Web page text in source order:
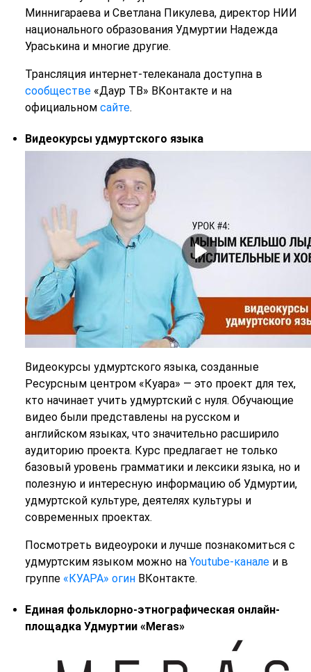
Миннигараева и Светлана Пикулева, директор НИИ
национального образования Удмуртии Надежда
Ураськина и многие другие.
Трансляция интернет-телеканала доступна в
сообществе«Даур ТВ» ВКонтакте и на
официальном сайте.
Видеокурсы удмуртского языка
Видеокурсы удмуртского языка, созданные
Ресурсным центром «Куара» — это проект для тех,
кто начинает учить удмуртский с нуля. Обучающие
видео были представлены на русском и
английском языках, что значительно расширило
аудиторию проекта. Курс предлагает не только
базовый уровень грамматики и лексики языка, но и
полезную и интересную информацию об Удмуртии,
удмуртской культуре, деятелях культуры и
современных проектах.
Посмотреть видеоуроки и лучше познакомиться с
удмуртским языком можно наYoutube-канале и в
группе «КУАРА» огинВКонтакте.
Единая фольклорно-этнографическая онлайн-
площадка Удмуртии «Meras»